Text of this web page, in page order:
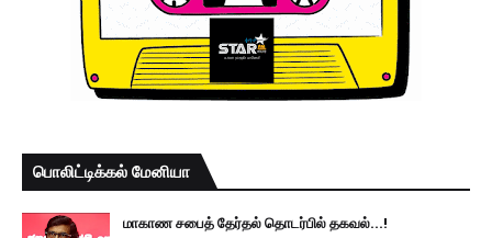
பொலிட்டிக்கல் மேனியா
மாகாண சபைத் தேர்தல் தொடர்பில் தகவல்...!